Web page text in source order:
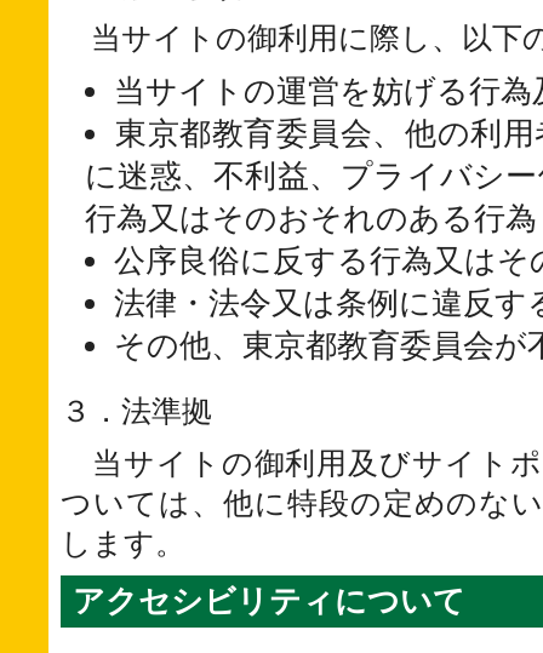
当サイトの御利用に際し、以下
当サイトの運営を妨げる行
東京都教育委員会、他の利
に迷惑、不利益、プライバシ
行為又はそのおそれのある行為
公序良俗に反する行為又は
法律・法令又は条例に違反す
その他、東京都教育委員会
３．法準拠
当サイトの御利用及びサイト
ついては、他に特段の定めのな
します。
アクセシビリティについて